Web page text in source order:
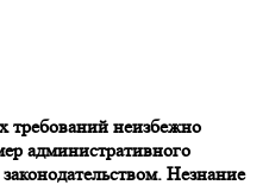
требований неизбежно
административного
Незнание